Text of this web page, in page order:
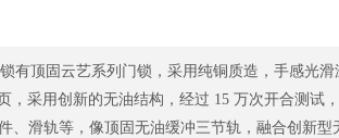
顶固云艺系列门锁，采用纯铜质造，手感光滑
采用创新的无油结构，经过 15 万次开合测试
滑轨等，像顶固无油缓冲三节轨，融合创新型